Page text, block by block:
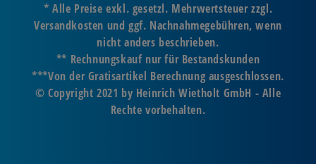
* Alle Preise exkl. gesetzl. Mehrwertsteuer zzgl.
Versandkosten und ggf. Nachnahmegebühren, wenn
nicht anders beschrieben.
** Rechnungskauf nur für Bestandskunden
***Von der Gratisartikel Berechnung ausgeschlossen.
© Copyright 2021 by Heinrich Wietholt GmbH - Alle
Rechte vorbehalten.